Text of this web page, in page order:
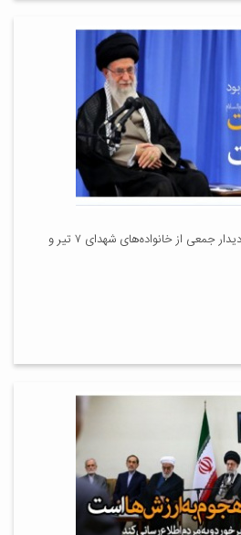
رهبر معظم انقلاب اسلامی در دیدار جمعی از خانواده‌های شهدای ۷ تیر و